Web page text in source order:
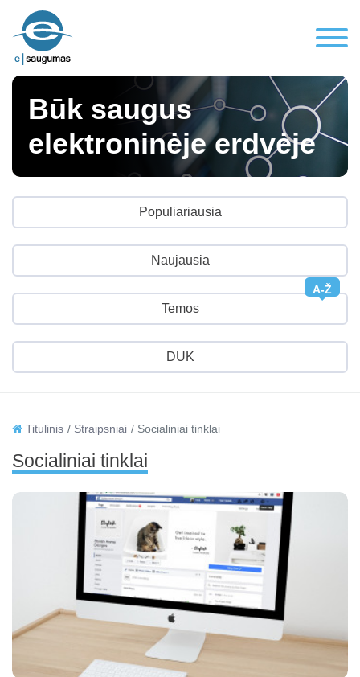
Būk saugus
elektroninėje erdvėje
Populiariausia
Naujausia
Temos
A-Ž
DUK
Titulinis Straipsniai Socialiniai tinklai
Socialiniai tinklai